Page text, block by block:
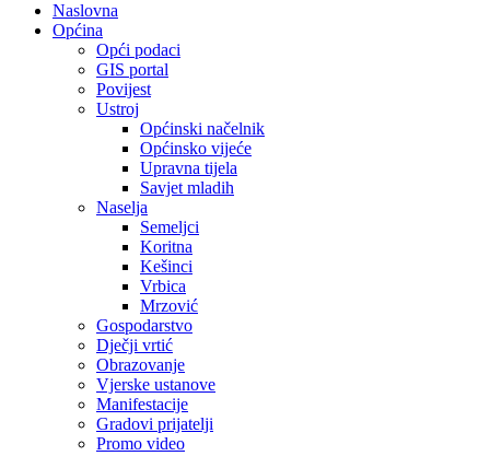
Naslovna
Općina
Opći podaci
GIS portal
Povijest
Ustroj
Općinski načelnik
Općinsko vijeće
Upravna tijela
Savjet mladih
Naselja
Semeljci
Koritna
Kešinci
Vrbica
Mrzović
Gospodarstvo
Dječji vrtić
Obrazovanje
Vjerske ustanove
Manifestacije
Gradovi prijatelji
Promo video